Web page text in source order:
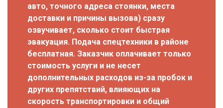
авто, точного адреса стоянки, места
доставки и причины вызова) сразу
озвучивает, сколько стоит быстрая
эвакуация. Подача спецтехники в районе
бесплатная. Заказчик оплачивает только
стоимость услуги и не несет
дополнительных расходов из-за пробок и
других препятствий, влияющих на
скорость транспортировки и общий